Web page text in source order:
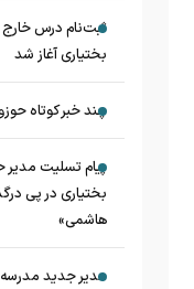
ثبت‌نام درس خارج
بختیاری آغاز شد
چند خبر کوتاه
پیام تسلیت مدیر
بختیاری در پی
هاشمی»
مدیر جدید